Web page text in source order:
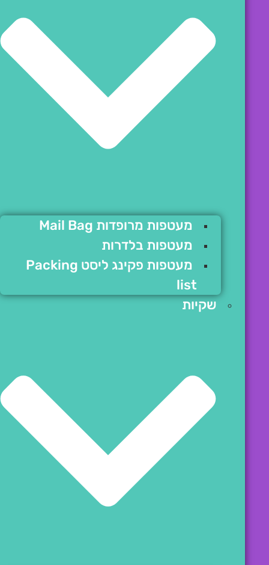
מעטפות מרופדות Mail Bag
מעטפות בלדרות
מעטפות פקינג ליסט Packing
list
שקיות